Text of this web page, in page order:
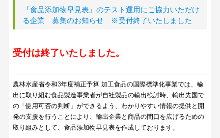
『食品添加物早見表』のテスト運用にご協力いただけ
る企業 募集のお知らせ ※受付終了いたしました
受付は終了いたしました。
農林水産省令和3年度補正予算 加工食品の国際標準化事業では、輸
出に取り組む食品製造事業者が自社製品の輸出検討時、輸出先国で
の「使用可否の判断」ができるよう、わかりやすい情報の提供と開
発の支援を行うことにより、輸出企業と商品の間口を広げるための
取り組みとして、食品添加物早見表を作成しております。